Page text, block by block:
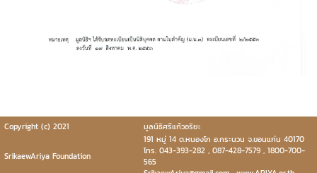
Copyright (c) 2021 มูลนิธิศรีแก้วอริยะ
SrikaewAriya Foundation
191 หมู่ 14 ต.หนองโก อ.กระนวน จ.ขอนแก่น 40170
โทร. 043-393-282 , 087-428-7579 , 1800-700-
565